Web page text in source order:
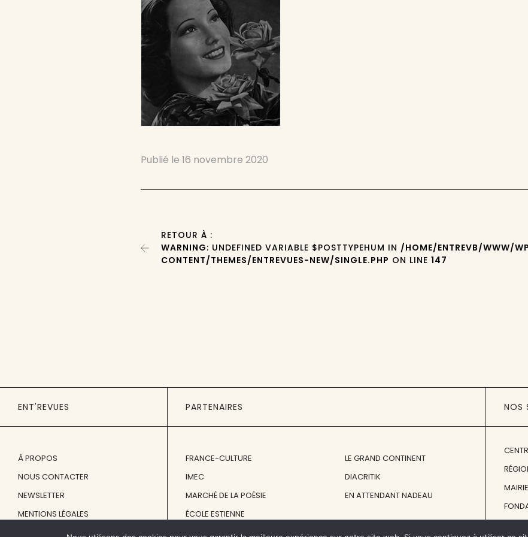
Publié le16 novembre 2020
RETOUR À :
WARNING: UNDEFINED VARIABLE $POSTTYPEHUM IN /HOME/ENTREVB/WWW/
CONTENT/THEMES/ENTREVUES-NEW/SINGLE.PHP ON LINE147
ENT'REVUES
À PROPOS
NOUS CONTACTER
NEWSLETTER
MENTIONS LÉGALES
PARTENAIRES
FRANCE-CULTURE
IMEC
MARCHÉ DE LA POÉSIE
ÉCOLE ESTIENNE
LE GRAND CONTINENT
DIACRITIK
EN ATTENDANT NADEAU
NOS